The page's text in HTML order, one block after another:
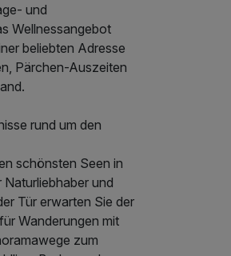
und
Wellnessangebot
beliebten Adresse
Pärchen-Auszeiten
rund um den
schönsten Seen in
Naturliebhaber und
Tür erwarten Sie der
Wanderungen mit
zum